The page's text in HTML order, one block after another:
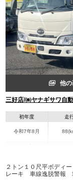
他
三好店/㈱ヤナギサワ自
初年度
令和7年8月
走
愛知県
２トン１０尺平ボデ
レーキ 車線逸脱警報